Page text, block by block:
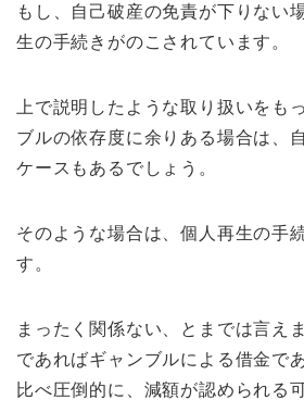
もし、自己破産の免責が下りない
生の手続きがのこされています。
上で説明したような取り扱いをも
ブルの依存度に余りある場合は、
ケースもあるでしょう。
そのような場合は、個人再生の手
す。
まったく関係ない、とまでは言え
であればギャンブルによる借金で
比べ圧倒的に、減額が認められる